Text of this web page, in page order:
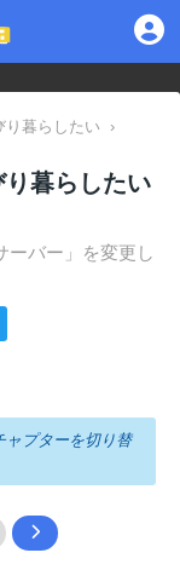
り暮らしたい
›
暮らしたい
ーバー」を変更し
プターを切り替